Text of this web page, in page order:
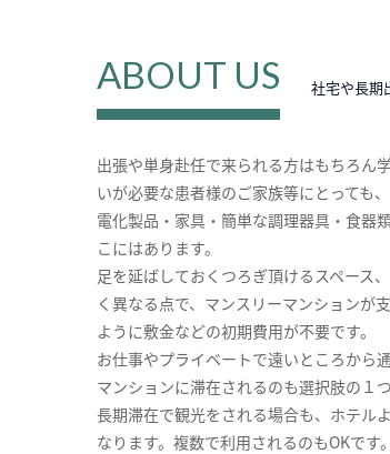
ABOUT US 社宅や長期
出張や単身赴任で来られる方はもちろん
いが必要な患者様のご家族等にとっても
電化製品・家具・簡単な調理器具・食器
こにはあります。
足を延ばしておくつろぎ頂けるスペース
く異なる点で、マンスリーマンションが
ように敷金などの初期費用が不要です。
お仕事やプライベートで遠いところから
マンションに滞在されるのも選択肢の１
長期滞在で観光をされる場合も、ホテル
なります。複数で利用されるのもOKで